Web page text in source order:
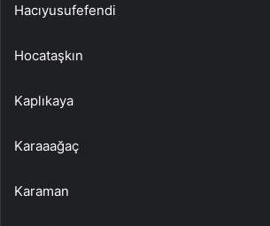
Hacıyusufefendi
Hocataşkın
Kaplıkaya
Karaaağaç
Karaman